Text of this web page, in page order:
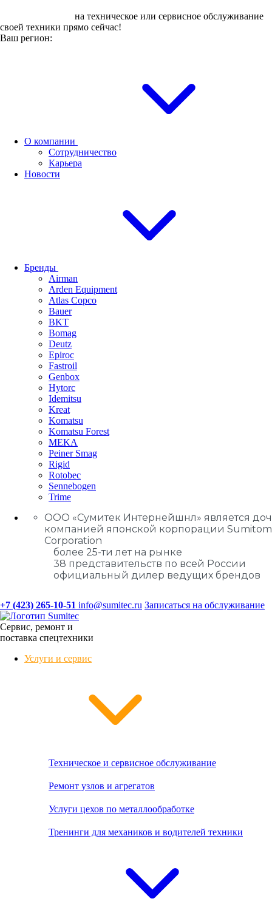
на техническое или сервисное обслуживание
своей техники прямо сейчас!
Ваш регион:
О компании
Сотрудничество
Карьера
Новости
Бренды
Airman
Arden Equipment
Atlas Сopco
Bauer
BKT
Bomag
Deutz
Epiroc
Fastroil
Genbox
Hytorc
Idemitsu
Kreat
Komatsu
Komatsu Forest
MEKA
Peiner Smag
Rigid
Rotobec
Sennebogen
Trime
ООО «Сумитек Интернейшнл» является
компанией японской корпорации
Corporation
более 25-ти лет на рынке
38 представительств по всей России
официальный дилер ведущих брендов
+7 (423) 265-10-51 info@sumitec.ru Записаться на обслуживание
Сервис, ремонт и
поставка спецтехники
Услуги и сервис
Техническое и сервисное обслуживание
Ремонт узлов и агрегатов
Услуги цехов по металлообработке
Тренинги для механиков и водителей техники